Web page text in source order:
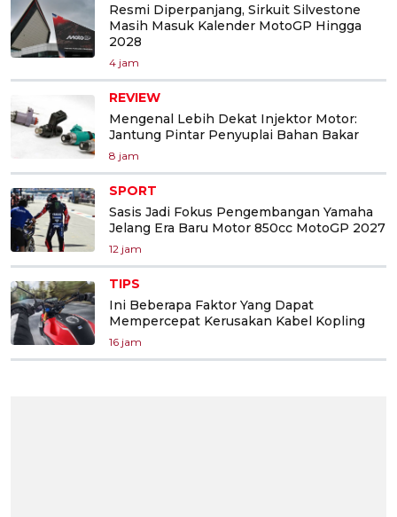
Resmi Diperpanjang, Sirkuit Silvestone
Masih Masuk Kalender MotoGP Hingga
2028
4 jam
REVIEW
Mengenal Lebih Dekat Injektor Motor:
Jantung Pintar Penyuplai Bahan Bakar
8 jam
SPORT
Sasis Jadi Fokus Pengembangan Yamaha
Jelang Era Baru Motor 850cc MotoGP 2027
12 jam
TIPS
Ini Beberapa Faktor Yang Dapat
Mempercepat Kerusakan Kabel Kopling
16 jam